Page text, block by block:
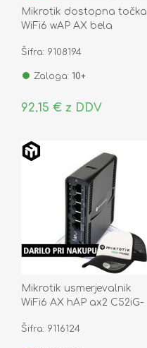
Mikrotik dostopna točka
WiFi6 wAP AX bela
5HaxD2HaxD
Šifra: 9108194
Zaloga: 10+
92,15 € z DDV
Mikrotik usmerjevalnik
WiFi6 AX hAP ax2 C52iG-
Šifra: 9116124